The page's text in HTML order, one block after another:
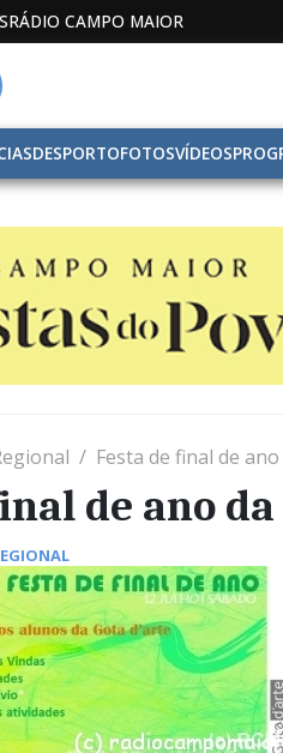
RÁDIO CAMPO MAIOR
DESPORTOFOTOSVÍDEOS
Festa de final de
de ano da